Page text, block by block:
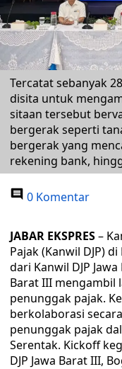
Tercatat sebanyak
disita untuk
sitaan tersebut
bergerak seperti
bergerak yang
rekening bank,
0 Komentar
JABAR EKSPRES–
Pajak (Kanwil DJP)
dari Kanwil DJP
Barat III mengambil
penunggak pajak.
berkolaborasi
penunggak pajak
Serentak. Kickoff
DJP Jawa Barat III,